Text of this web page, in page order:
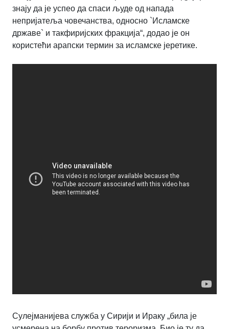
знају да је успео да спаси људе од напада
непријатеља човечанства, односно `Исламске
државе` и такфиријских фракција“, додао је он
користећи арапски термин за исламске јеретике.
Сулејманијева служба у Сирији и Ираку „била је